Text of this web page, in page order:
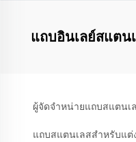
แถบอินเลย์สแตน
ผู้จัดจำหน่ายแถบสแตนเ
แถบสแตนเลสสำหรับแต่